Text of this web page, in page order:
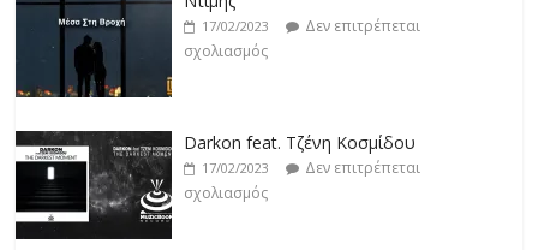
17/02/2023
Δεν επιτρέπεται
σχολιασμός
Darkon feat. Τζένη Κοσμίδου
17/02/2023
Δεν επιτρέπεται
σχολιασμός